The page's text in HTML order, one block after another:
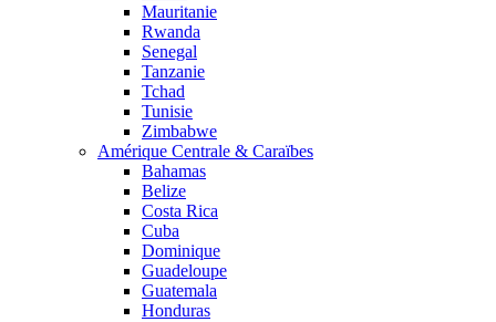
Mauritanie
Rwanda
Senegal
Tanzanie
Tchad
Tunisie
Zimbabwe
Amérique Centrale & Caraïbes
Bahamas
Belize
Costa Rica
Cuba
Dominique
Guadeloupe
Guatemala
Honduras